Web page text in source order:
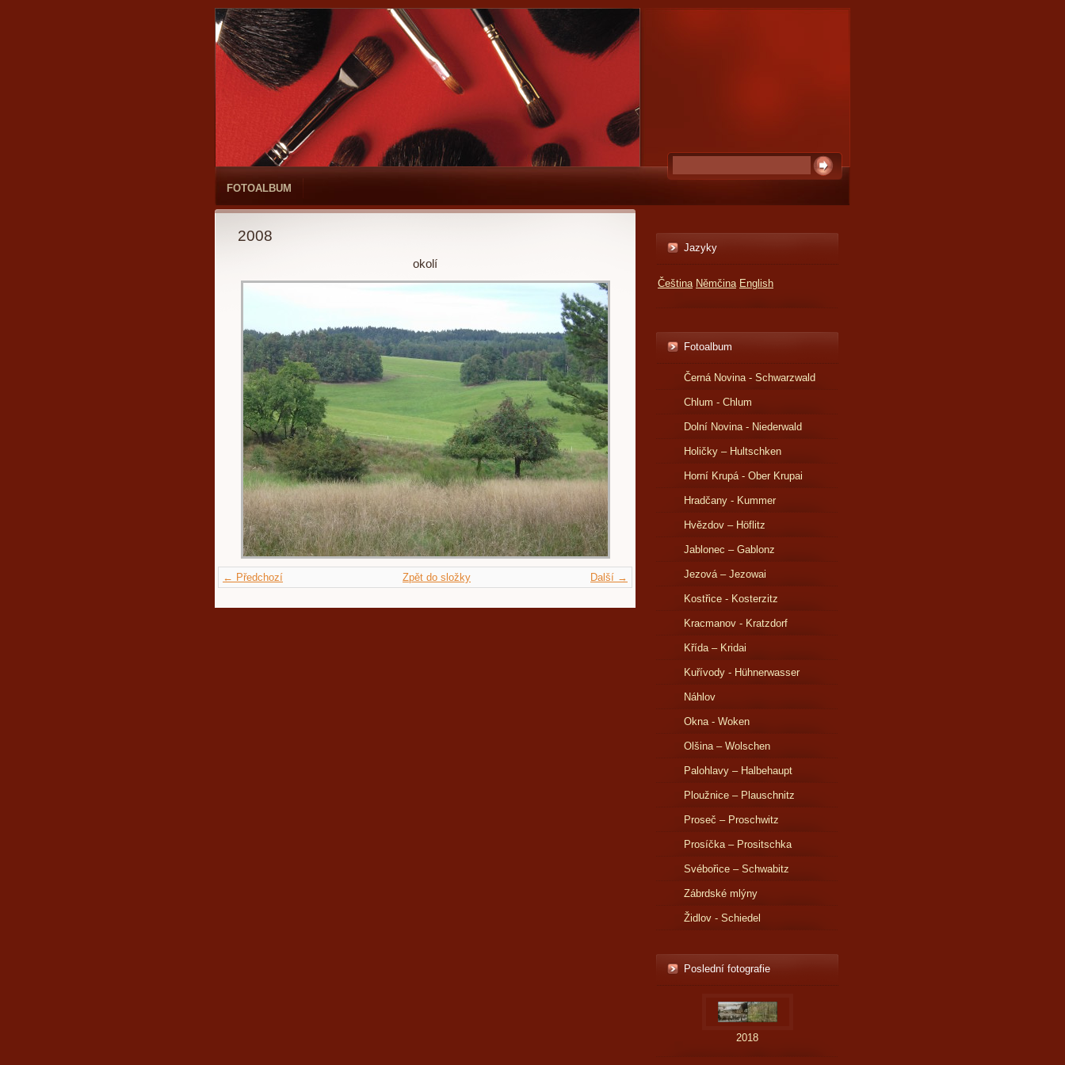
FOTOALBUM
2008
okolí
← Předchozí Další →
Zpět do složky
Jazyky
Čeština Němčina English
Fotoalbum
Černá Novina - Schwarzwald
Chlum - Chlum
Dolní Novina - Niederwald
Holičky – Hultschken
Horní Krupá - Ober Krupai
Hradčany - Kummer
Hvězdov – Höflitz
Jablonec – Gablonz
Jezová – Jezowai
Kostřice - Kosterzitz
Kracmanov - Kratzdorf
Křída – Kridai
Kuřívody - Hühnerwasser
Náhlov
Okna - Woken
Olšina – Wolschen
Palohlavy – Halbehaupt
Ploužnice – Plauschnitz
Proseč – Proschwitz
Prosíčka – Prositschka
Svébořice – Schwabitz
Zábrdské mlýny
Židlov - Schiedel
Poslední fotografie
2018